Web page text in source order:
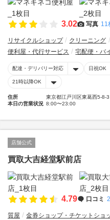
3.02 写真 11
リサイクルショップ クリーニング
便利屋・代行サービス
宅配便・バ
配達・デリバリー対応 日祝OK
21時以降OK
住所
東京都江戸川区東葛西5-8-3
本日の営業状況 8:00〜23:00
店舗公式
買取大吉経堂駅前店
4.79 口コミ
質屋 金券ショップ・チケットショ